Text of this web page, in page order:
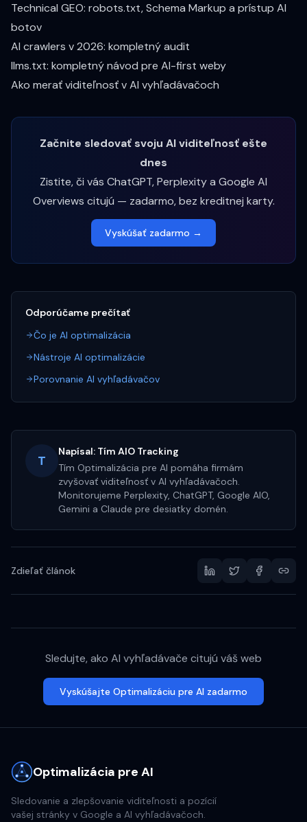
Technical GEO: robots.txt, Schema Markup a prístup AI
botov
AI crawlers v 2026: kompletný audit
llms.txt: kompletný návod pre AI-first weby
Ako merať viditeľnosť v AI vyhľadávačoch
Začnite sledovať svoju AI viditeľnosť ešte
dnes
Zistite, či vás ChatGPT, Perplexity a Google AI
Overviews citujú — zadarmo, bez kreditnej karty.
Vyskúšať zadarmo →
Odporúčame prečítať
Čo je AI optimalizácia
Nástroje AI optimalizácie
Porovnanie AI vyhľadávačov
T
Napísal: Tím AIO Tracking
Tím Optimalizácia pre AI pomáha firmám
zvyšovať viditeľnosť v AI vyhľadávačoch.
Monitorujeme Perplexity, ChatGPT, Google AIO,
Gemini a Claude pre desiatky domén.
Zdieľať článok
Sledujte, ako AI vyhľadávače citujú váš web
Vyskúšajte Optimalizáciu pre AI zadarmo
Optimalizácia pre AI
Sledovanie a zlepšovanie viditeľnosti a pozícií
vašej stránky v Google a AI vyhľadávačoch.